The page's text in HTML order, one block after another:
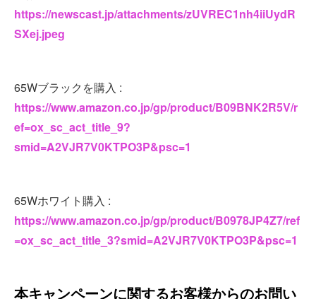
https://newscast.jp/attachments/zUVREC1nh4iiUydR
SXej.jpeg
65Wブラックを購入 :
https://www.amazon.co.jp/gp/product/B09BNK2R5V/r
ef=ox_sc_act_title_9?
smid=A2VJR7V0KTPO3P&psc=1
65Wホワイト購入 :
https://www.amazon.co.jp/gp/product/B0978JP4Z7/ref
=ox_sc_act_title_3?smid=A2VJR7V0KTPO3P&psc=1
本キャンペーンに関するお客様からのお問い